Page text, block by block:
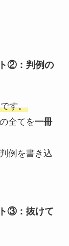
②：判例の
す。
全てを一冊
例を書き込
③：抜けて